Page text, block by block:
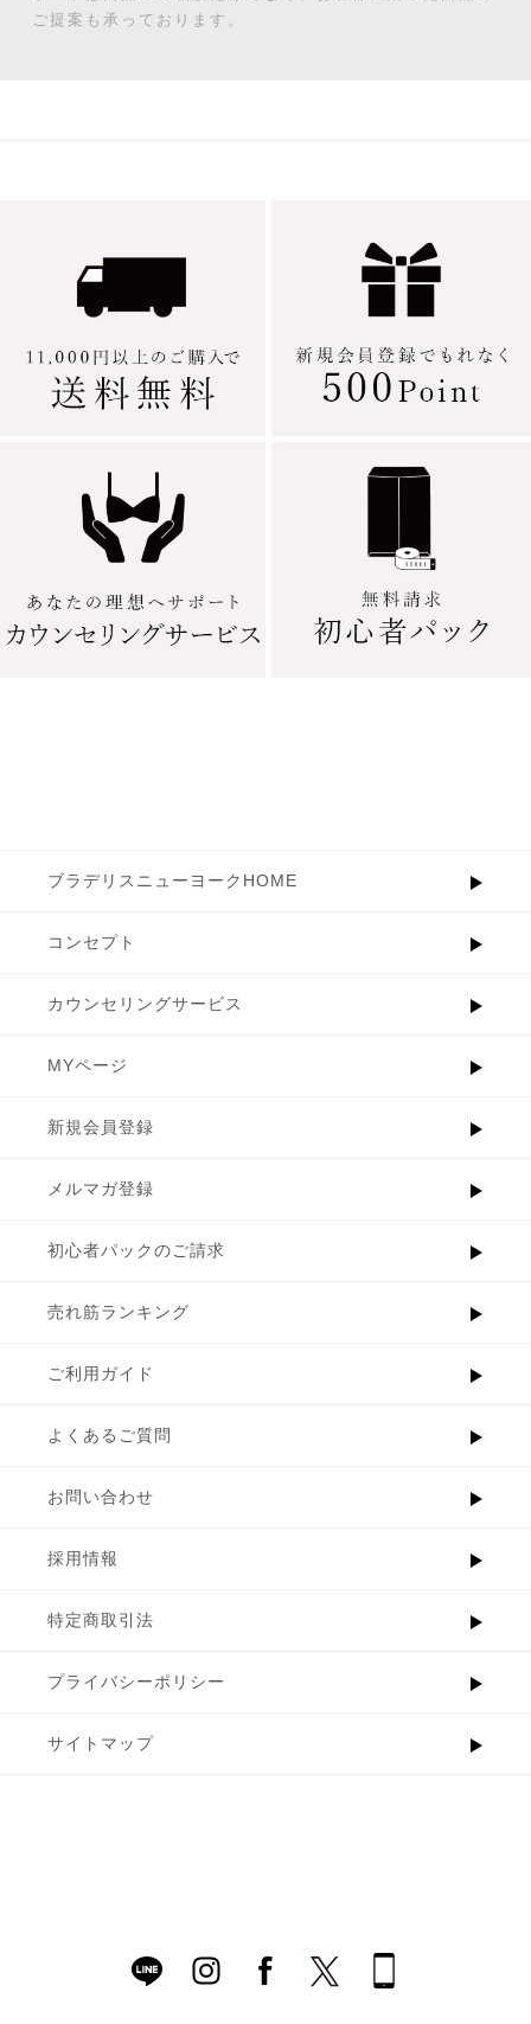
ご提案も承っております。
ブラデリスニューヨークHOME
コンセプト
カウンセリングサービス
MYページ
新規会員登録
メルマガ登録
初心者パックのご請求
売れ筋ランキング
ご利用ガイド
よくあるご質問
お問い合わせ
採用情報
特定商取引法
プライバシーポリシー
サイトマップ